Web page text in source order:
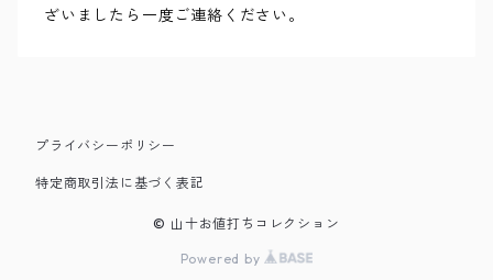
ざいましたら一度ご連絡ください。
プライバシーポリシー
特定商取引法に基づく表記
© 山十お値打ちコレクション
Powered by